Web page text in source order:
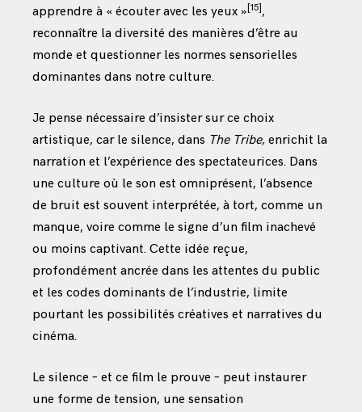
apprendre à « écouter avec les yeux »[15],
reconnaître la diversité des manières d’être au
monde et questionner les normes sensorielles
dominantes dans notre culture.
Je pense nécessaire d’insister sur ce choix
artistique, car le silence, dans The Tribe, enrichit la
narration et l’expérience des spectateurices. Dans
une culture où le son est omniprésent, l’absence
de bruit est souvent interprétée, à tort, comme un
manque, voire comme le signe d’un film inachevé
ou moins captivant. Cette idée reçue,
profondément ancrée dans les attentes du public
et les codes dominants de l’industrie, limite
pourtant les possibilités créatives et narratives du
cinéma.
Le silence – et ce film le prouve – peut instaurer
une forme de tension, une sensation